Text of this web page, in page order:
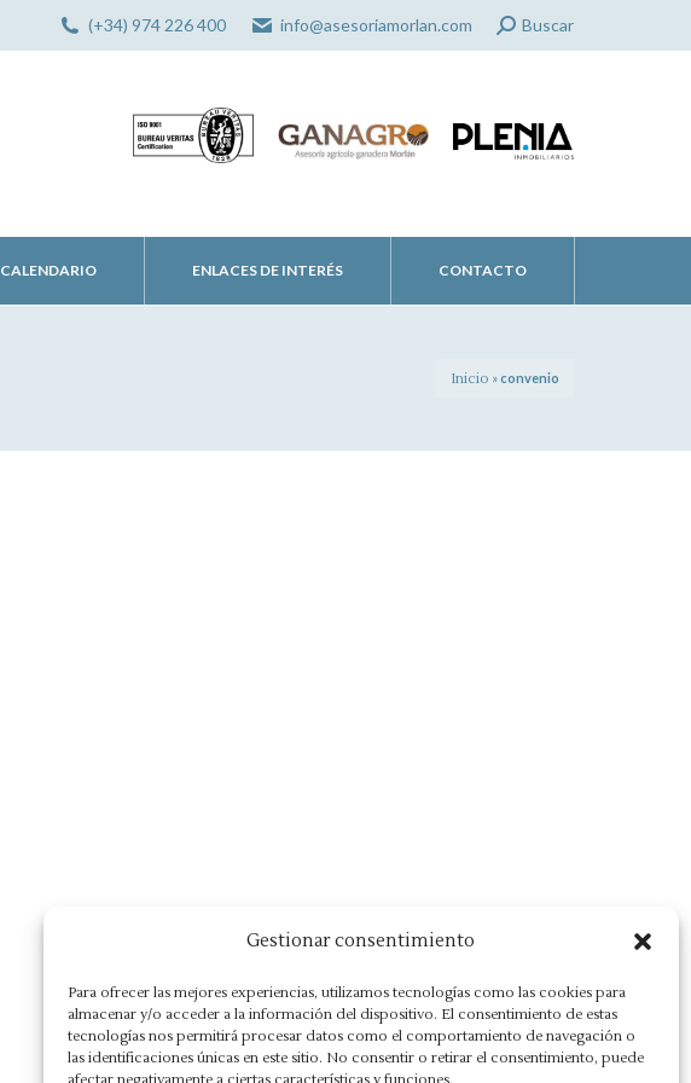
Gestionar consentimiento
Para ofrecer las mejores experiencias, utilizamos tecnologías como las cookies para
almacenar y/o acceder a la información del dispositivo. El consentimiento de estas
tecnologías nos permitirá procesar datos como el comportamiento de navegación o
las identificaciones únicas en este sitio. No consentir o retirar el consentimiento, puede
(+34) 974 226 400 info@asesoriamorlan.com Search:
Buscar
CALENDARIO ENLACES DE INTERÉS CONTACTO
Inicio »convenio